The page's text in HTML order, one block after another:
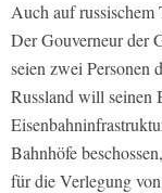
Auch auf russischem
Der Gouverneur der
seien zwei Personen
Russland will seinen
Bahnhöfe
für die Verlegung